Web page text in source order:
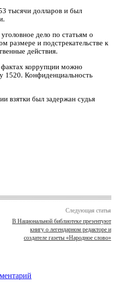
тысячи долларов и был
дело по статьям о
размере и подстрекательстве к
действия.
коррупции можно
1520. Конфиденциальность
взятки был задержан судья
Следующая статья
В Национальной библиотеке презентуют
книгу о легендарном редакторе и
создателе газеты «Народное слово»